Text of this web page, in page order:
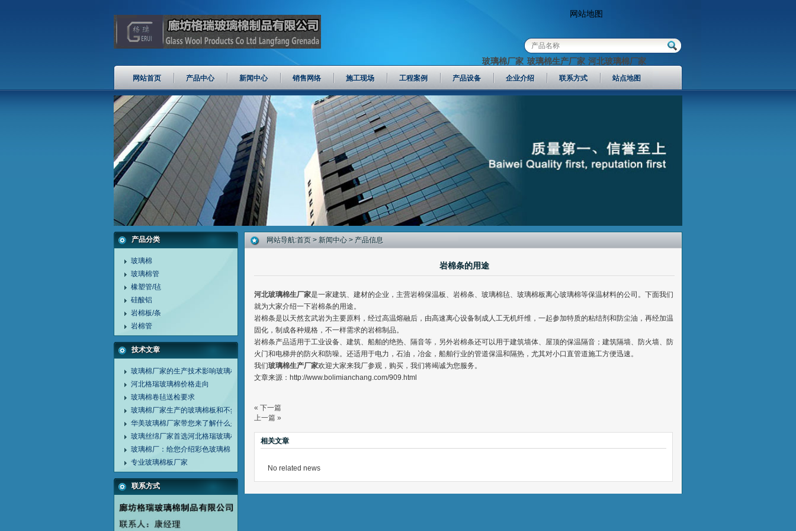
网站地图
玻璃棉厂家 玻璃棉生产厂家 河北玻璃棉厂家
网站首页 产品中心 新闻中心 销售网络 施工现场 工程案例 产品设备 企业介绍 联系方式 站点地图
产品分类
玻璃棉
玻璃棉管
橡塑管/毡
硅酸铝
岩棉板/条
岩棉管
技术文章
玻璃棉厂家的生产技术影响玻璃棉的质量
河北格瑞玻璃棉价格走向
玻璃棉卷毡送检要求
玻璃棉厂家生产的玻璃棉板和不然玻璃棉的作用
华美玻璃棉厂家带您来了解什么是增强玻璃纤维材料
玻璃丝绵厂家首选河北格瑞玻璃棉制品有限公司
玻璃棉厂：给您介绍彩色玻璃棉
专业玻璃棉板厂家
联系方式
网站导航:首页 > 新闻中心 > 产品信息
岩棉条的用途
河北玻璃棉生厂家是一家建筑、建材的企业，主营岩棉保温板、岩棉条、玻璃棉毡、玻璃棉板离心玻璃棉等保温材料的公司。下面我们
就为大家介绍一下岩棉条的用途。
岩棉条是以天然玄武岩为主要原料，经过高温熔融后，由高速离心设备制成人工无机纤维，一起参加特质的粘结剂和防尘油，再经加温
固化，制成各种规格，不一样需求的岩棉制品。
岩棉条产品适用于工业设备、建筑、船舶的绝热、隔音等，另外岩棉条还可以用于建筑墙体、屋顶的保温隔音；建筑隔墙、防火墙、防
火门和电梯井的防火和防噪。还适用于电力，石油，冶金，船舶行业的管道保温和隔热，尤其对小口直管道施工方便迅速。
我们玻璃棉生产厂家欢迎大家来我厂参观，购买，我们将竭诚为您服务。
文章来源：http://www.bolimianchang.com/909.html
« 下一篇
上一篇 »
相关文章
No related news